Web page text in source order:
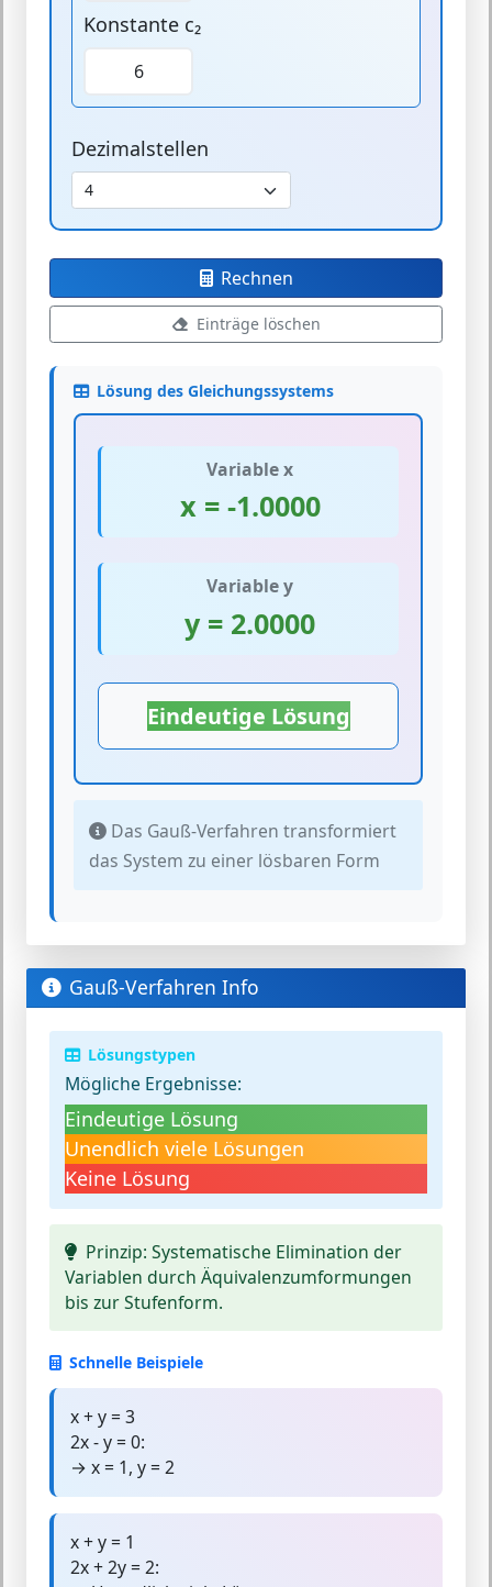
Konstante c₂
Dezimalstellen
Rechnen
Einträge löschen
Lösung des Gleichungssystems
Variable x
x = -1.0000
Variable y
y = 2.0000
Eindeutige Lösung
Das Gauß-Verfahren transformiert
das System zu einer lösbaren Form
Gauß-Verfahren Info
Lösungstypen
Mögliche Ergebnisse:
Eindeutige Lösung
Unendlich viele Lösungen
Keine Lösung
Prinzip: Systematische Elimination der
Variablen durch Äquivalenzumformungen
bis zur Stufenform.
Schnelle Beispiele
x + y = 3
2x - y = 0:
→ x = 1, y = 2
x + y = 1
2x + 2y = 2: